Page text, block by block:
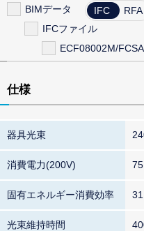
BIMデータ IFC
RFA
IFCファイル
ECF08002M/
仕様
器具光束
消費電力(200V)
固有エネルギー消費効率
光束維持時間